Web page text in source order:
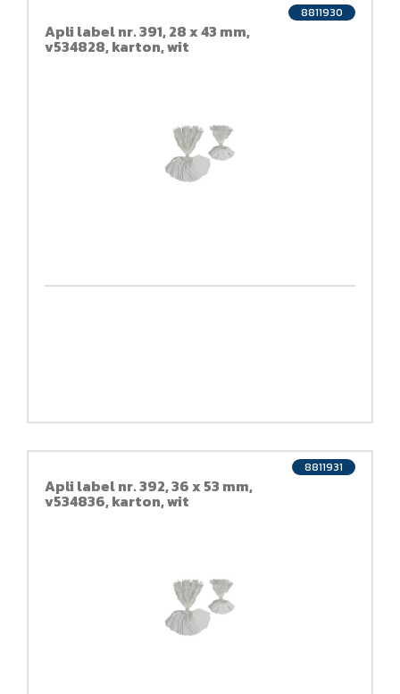
Apli label nr. 391, 28 x 43 mm,
v534828, karton, wit
8811930
Apli label nr. 392, 36 x 53 mm,
v534836, karton, wit
8811931